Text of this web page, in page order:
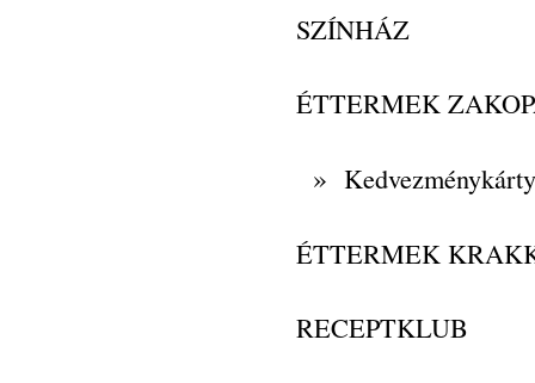
SZÍNHÁZ
ÉTTERMEK
»
ÉTTERMEK
RECEPTKLUB